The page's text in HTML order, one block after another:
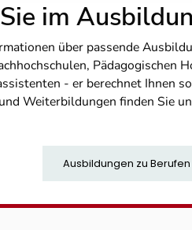
im
über passende
Pädagogischen
- er berechnet Ihnen
Weiterbildungen finden Sie
Ausbildungen zu Berufen